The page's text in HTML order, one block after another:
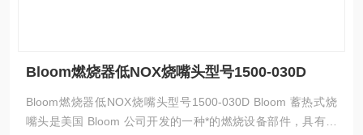
Bloom燃烧器低NOX烧嘴头型号1500-030D
Bloom燃烧器低NOX烧嘴头型号1500-030D Bloom 蓄热式烧
嘴头是美国 Bloom 公司开发的一种*的燃烧设备部件，具有高